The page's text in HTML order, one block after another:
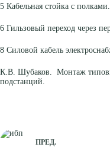
5 Кабельная стойка с полками.
6 Гильзовый переход через
8 Силовой кабель
К.В. Шубаков. Монтаж
подстанций.
ПРЕД.